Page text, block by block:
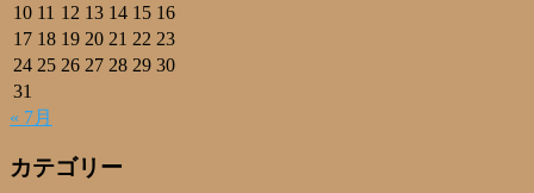
10 11 12 13 14 15 16
17 18 19 20 21 22 23
24 25 26 27 28 29 30
31
« 7月
カテゴリー